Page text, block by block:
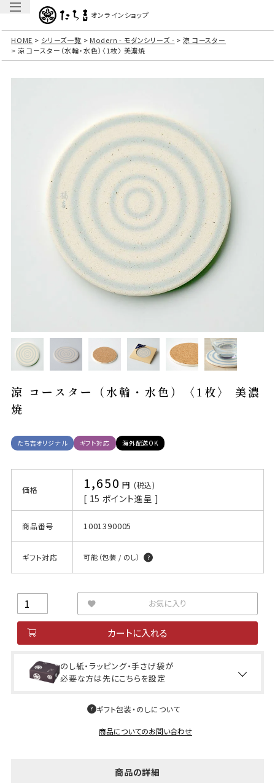
オンラインショップ
HOME シリーズ一覧 Modern - モダンシリーズ -
涼 コースター
涼 コースター（水輪・水色）〈1枚〉 美濃焼
涼 コースター（水輪・水色）〈1枚〉 美濃
焼
たち吉オリジナル ギフト対応 海外配送OK
価格 1,650 税込
[ 15 ポイント進呈 ]
商品番号 1001390005
ギフト対応 可能（包装 / のし）
お気に入り
カートに入れる
のし紙・ラッピング・手さげ袋が
必要な方は先にこちらを設定
ギフト包装・のしについて
商品についてのお問い合わせ
商品の詳細